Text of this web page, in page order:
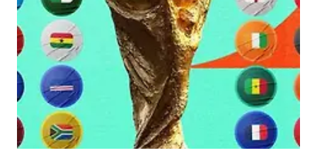
1998년 이후 첫 월드컵 본선 진출을 확정했다. 추가시간 두 골로 역전하며 극
적인 승리를 거뒀다. 스페인스페인은 튀르키예와의 최종전에서 2-2로 비기며
E조 1위를 확정하고 17번째..